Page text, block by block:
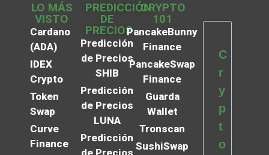
LO MÁS
VISTO
Cardano
(ADA)
IDEX
Crypto
Token
Swap
Curve
Finance
PREDICCIÓN
DE
PRECIOS
Predicción
de Precios
SHIB
Predicción
de Precios
LUNA
Predicción
CRYPTO
101
PancakeBunny
Finance
PancakeSwap
Finance
Guarda
Wallet
Tronscan
SushiSwap
C
r
y
p
t
o